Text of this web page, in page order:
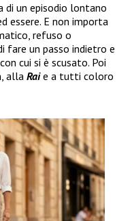
di un episodio lontano
essere. E non importa
refuso o
fare un passo indietro e
cui si è scusato. Poi
, alla Raie a tutti coloro